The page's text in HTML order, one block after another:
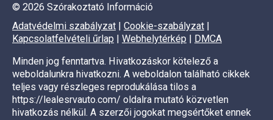
© 2026 Szórakoztató Információ
Adatvédelmi szabályzat
Cookie-szabályzat
Kapcsolatfelvételi űrlap
Webhelytérkép
DMCA
Minden jog fenntartva. Hivatkozáskor kötelező a
weboldalunkra hivatkozni. A weboldalon található cikkek
teljes vagy részleges reprodukálása tilos a
https://lealesrvauto.com/ oldalra mutató közvetlen
hivatkozás nélkül. A szerzői jogokat megsértőket ennek